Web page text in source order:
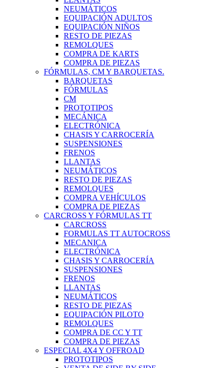
NEUMÁTICOS
EQUIPACIÓN ADULTOS
EQUIPACIÓN NIÑOS
RESTO DE PIEZAS
REMOLQUES
COMPRA DE KARTS
COMPRA DE PIEZAS
FÓRMULAS, CM Y BARQUETAS.
BARQUETAS
FÓRMULAS
CM
PROTOTIPOS
MECÁNICA
ELECTRÓNICA
CHASIS Y CARROCERÍA
SUSPENSIONES
FRENOS
LLANTAS
NEUMÁTICOS
RESTO DE PIEZAS
REMOLQUES
COMPRA VEHÍCULOS
COMPRA DE PIEZAS
CARCROSS Y FÓRMULAS TT
CARCROSS
FORMULAS TT AUTOCROSS
MECANICA
ELECTRÓNICA
CHASIS Y CARROCERÍA
SUSPENSIONES
FRENOS
LLANTAS
NEUMÁTICOS
RESTO DE PIEZAS
EQUIPACIÓN PILOTO
REMOLQUES
COMPRA DE CC Y TT
COMPRA DE PIEZAS
ESPECIAL 4X4 Y OFFROAD
PROTOTIPOS